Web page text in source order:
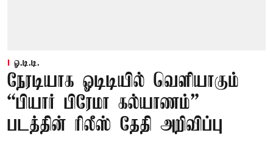
ஓ.டி.டி.
நேரடியாக ஓடிடியில் வெளியாகும்
“பியார் பிரேமா கல்யாணம்”
படத்தின் ரிலீஸ் தேதி அறிவிப்பு